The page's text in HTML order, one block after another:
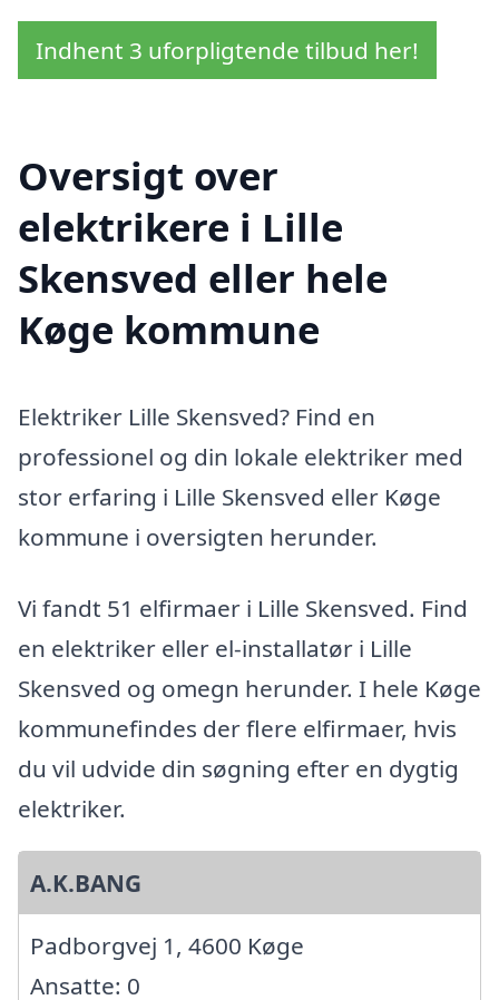
Indhent 3 uforpligtende tilbud her!
Oversigt over
elektrikere i Lille
Skensved eller hele
Køge kommune
Elektriker Lille Skensved? Find en
professionel og din lokale elektriker med
stor erfaring i Lille Skensved eller Køge
kommune i oversigten herunder.
Vi fandt 51 elfirmaer i Lille Skensved. Find
en elektriker eller el-installatør i Lille
Skensved og omegn herunder. I hele Køge
kommunefindes der flere elfirmaer, hvis
du vil udvide din søgning efter en dygtig
elektriker.
A.K.BANG
Padborgvej 1, 4600 Køge
Ansatte: 0